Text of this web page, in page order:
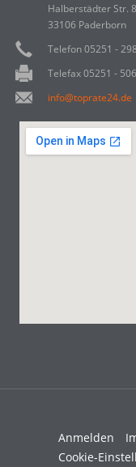
Halberstädter Str.
33106 Paderborn
Telefon 05251 -
Telefax 05251 -
info@toprate24.de
Anmelden
Cookie-